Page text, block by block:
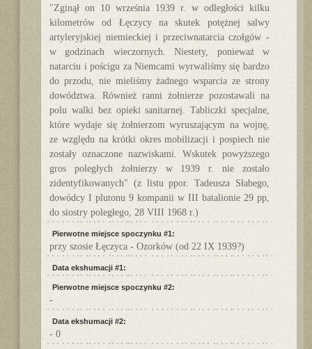
"Zginął on 10 września 1939 r. w odległości kilku
kilometrów od Łęczycy na skutek potężnej salwy
artyleryjskiej niemieckiej i przeciwnatarcia czołgów -
w godzinach wieczornych. Niestety, ponieważ w
natarciu i pościgu za Niemcami wyrwaliśmy się bardzo
do przodu, nie mieliśmy żadnego wsparcia ze strony
dowództwa. Również ranni żołnierze pozostawali na
polu walki bez opieki sanitarnej. Tabliczki specjalne,
które wydaje się żołnierzom wyruszającym na wojnę,
ze względu na krótki okres mobilizacji i pospiech nie
zostały oznaczone nazwiskami. Wskutek powyższego
gros poległych żołnierzy w 1939 r. nie zostało
zidentyfikowanych" (z listu ppor. Tadeusza Słabego,
dowódcy I plutonu 9 kompanii w III batalionie 29 pp,
do siostry poległego, 28 VIII 1968 r.)
Pierwotne miejsce spoczynku #1:
przy szosie Łęczyca - Ozorków (od 22 IX 1939?)
Data ekshumacji #1:
Pierwotne miejsce spoczynku #2:
-
Data ekshumacji #2:
- 0